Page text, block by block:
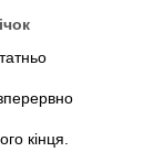
кінця.